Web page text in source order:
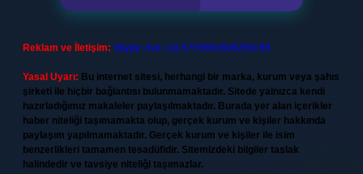
Reklam ve İletişim: Skype: live:.cid.575569c608265c69
Yasal Uyarı: Bu internet sitesi, herhangi bir marka, kurum veya şahıs
şirketi ile hiçbir bağlantısı bulunmamaktadır. Sitede yalnızca kendi
hazırladığımız makaleler paylaşılmaktadır. Burada yer alan içerikler
haber niteliği taşımamakta olup, gerçek kurum ve kişiler hakkında
paylaşım yapılmamaktadır. Gerçek kurum ve kişiler ile isim
benzerlikleri tamamen tesadüfidir. Sitemizdeki bilgiler taslak
halindedir ve tavsiye niteliği taşımazlar.